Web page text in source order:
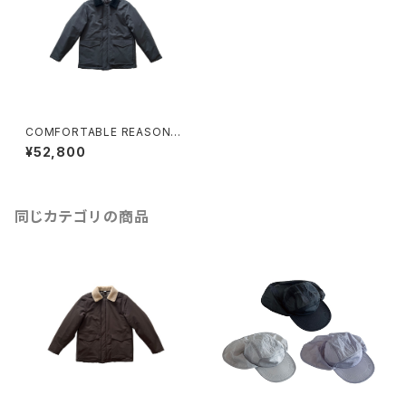
COMFORTABLE REASON
"Boa Puﬀ Jacket"(CHARCO
AL)
¥52,800
同じカテゴリの商品